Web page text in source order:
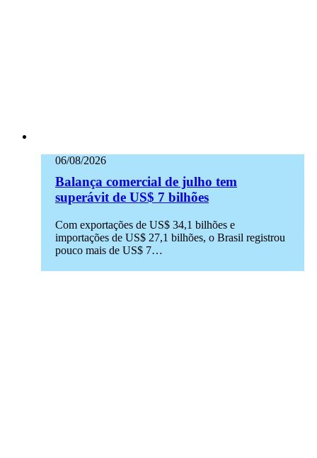
06/08/2026
Balança comercial de julho tem
superávit de US$ 7 bilhões
Com exportações de US$ 34,1 bilhões e
importações de US$ 27,1 bilhões, o Brasil registrou
pouco mais de US$ 7…